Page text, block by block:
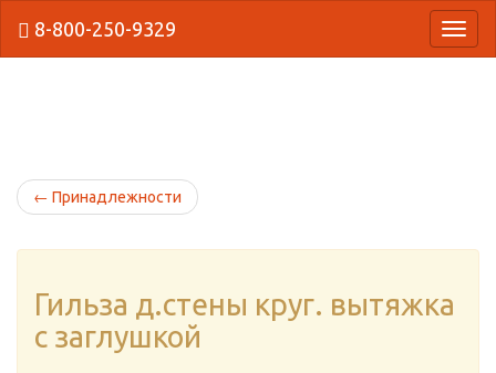
8-800-250-9329
← Принадлежности
Гильза д.стены круг. вытяжка
с заглушкой